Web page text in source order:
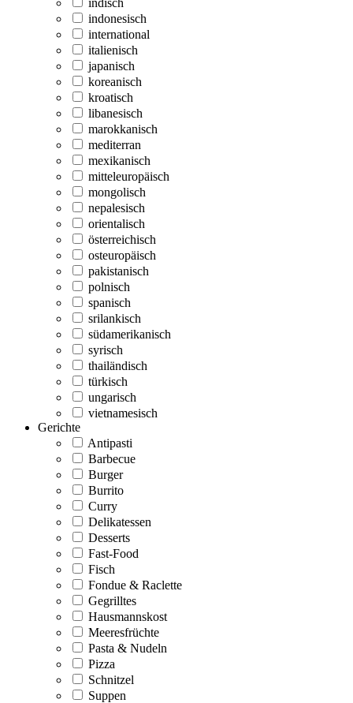
indonesisch
international
italienisch
japanisch
koreanisch
kroatisch
libanesisch
marokkanisch
mediterran
mexikanisch
mitteleuropäisch
mongolisch
nepalesisch
orientalisch
österreichisch
osteuropäisch
pakistanisch
polnisch
spanisch
srilankisch
südamerikanisch
syrisch
thailändisch
türkisch
ungarisch
vietnamesisch
Gerichte
Antipasti
Barbecue
Burger
Burrito
Curry
Delikatessen
Desserts
Fast-Food
Fisch
Fondue & Raclette
Gegrilltes
Hausmannskost
Meeresfrüchte
Pasta & Nudeln
Pizza
Schnitzel
Suppen